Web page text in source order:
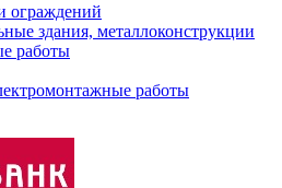
ограждений
здания, металлоконструкции
работы
работы